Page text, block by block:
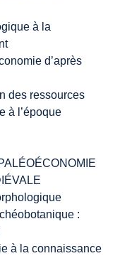
à la
d’après
des ressources
à l’époque
:
à la connaissance